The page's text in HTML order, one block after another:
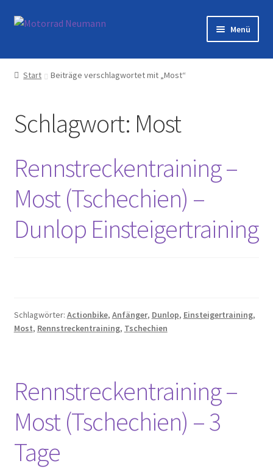
Zur
Zum
Menü
Startseite
Veranstaltungen
Werkstatt
Galerie
Start Beiträge verschlagwortet mit „Most“
Schlagwort: Most
Rennstreckentraining –
Most (Tschechien) –
Dunlop Einsteigertraining
Schlagwörter: Actionbike, Anfänger, Dunlop, Einsteigertraining,
Most, Rennstreckentraining, Tschechien
Rennstreckentraining –
Most (Tschechien) – 3
Tage